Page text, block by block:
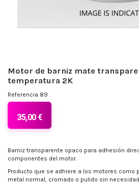
Motor de barniz mate
temperatura 2K
Referencia 89
35,00 €
Barniz transparente opaco para adhesión
componentes del motor.
Producto que se adhiere a los motores como
metal normal, cromado o pulido sin